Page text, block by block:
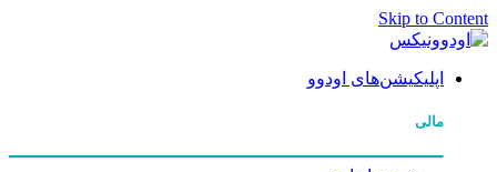
Skip to Content
اپلیکیشن‌های اودوو
مالی